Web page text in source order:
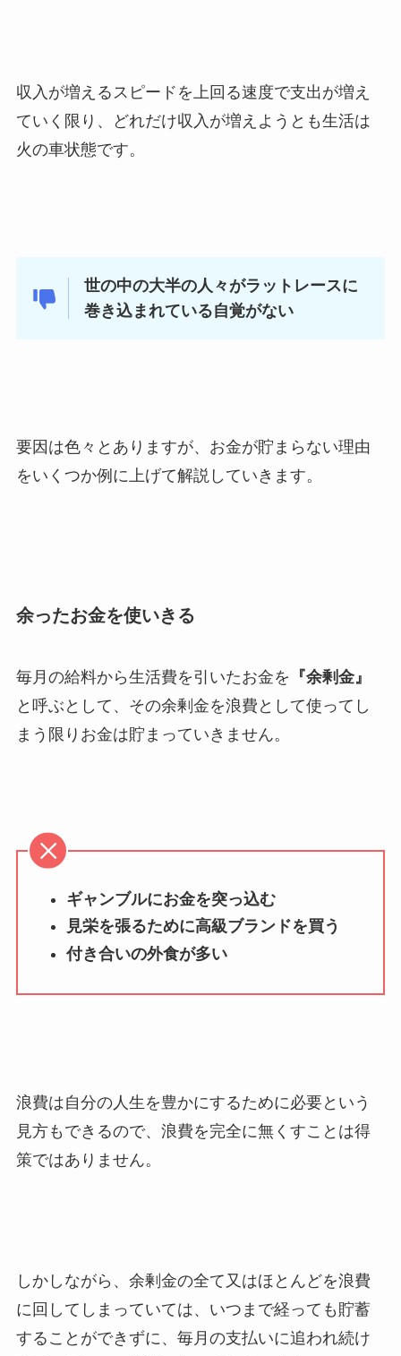
収入が増えるスピードを上回る速度で支出が増え
ていく限り、どれだけ収入が増えようとも生活は
火の車状態です。
世の中の大半の人々がラットレースに
巻き込まれている自覚がない
要因は色々とありますが、お金が貯まらない理由
をいくつか例に上げて解説していきます。
余ったお金を使いきる
毎月の給料から生活費を引いたお金を 『余剰金』
と呼ぶとして、その余剰金を浪費として使ってし
まう限りお金は貯まっていきません。
ギャンブルにお金を突っ込む
見栄を張るために高級ブランドを買う
付き合いの外食が多い
浪費は自分の人生を豊かにするために必要という
見方もできるので、浪費を完全に無くすことは得
策ではありません。
しかしながら、余剰金の全て又はほとんどを浪費
に回してしまっていては、いつまで経っても貯蓄
することができずに、毎月の支払いに追われ続け